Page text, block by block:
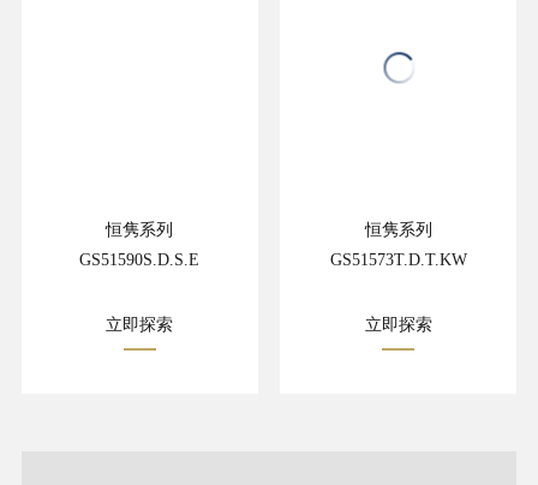
恒隽系列
GS51590S.D.S.E
立即探索
恒隽系列
GS51573T.D.T.KW
立即探索